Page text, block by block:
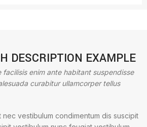
DESCRIPTION EXAMPLE
facilisis enim ante habitant suspendisse
curabitur ullamcorper tellus
vestibulum condimentum dis suscipit